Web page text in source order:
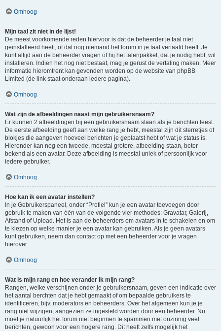
Omhoog
Mijn taal zit niet in de lijst!
De meest voorkomende reden hiervoor is dat de beheerder je taal niet
geïnstalleerd heeft, of dat nog niemand het forum in je taal vertaald heeft. Je
kunt altijd aan de beheerder vragen of hij het talenpakket, dat je nodig hebt, wil
installeren. Indien het nog niet bestaat, mag je gerust de vertaling maken. Meer
informatie hieromtrent kan gevonden worden op de website van phpBB
Limited (de link staat onderaan iedere pagina).
Omhoog
Wat zijn de afbeeldingen naast mijn gebruikersnaam?
Er kunnen 2 afbeeldingen bij een gebruikersnaam staan als je berichten leest.
De eerste afbeelding geeft aan welke rang je hebt, meestal zijn dit sterretjes of
blokjes die aangeven hoeveel berichten je geplaatst hebt of wat je status is.
Hieronder kan nog een tweede, meestal grotere, afbeelding staan, beter
bekend als een avatar. Deze afbeelding is meestal uniek of persoonlijk voor
iedere gebruiker.
Omhoog
Hoe kan ik een avatar instellen?
In je Gebruikerspaneel, onder “Profiel” kun je een avatar toevoegen door
gebruik te maken van één van de volgende vier methodes: Gravatar, Galerij,
Afstand of Upload. Het is aan de beheerders om avatars in te schakelen en om
te kiezen op welke manier je een avatar kan gebruiken. Als je geen avatars
kunt gebruiken, neem dan contact op met een beheerder voor je vragen
hierover.
Omhoog
Wat is mijn rang en hoe verander ik mijn rang?
Rangen, welke verschijnen onder je gebruikersnaam, geven een indicatie over
het aantal berchten dat je hebt gemaakt of om bepaalde gebruikers te
identificeren, bijv. moderators en beheerders. Over het algemeen kun je je
rang niet wijzigen, aangezien ze ingesteld worden door een beheerder. Nu
moet je natuurlijk het forum niet beginnen te spammen met onzinnig veel
berichten, gewoon voor een hogere rang. Dit heeft zelfs mogelijk het